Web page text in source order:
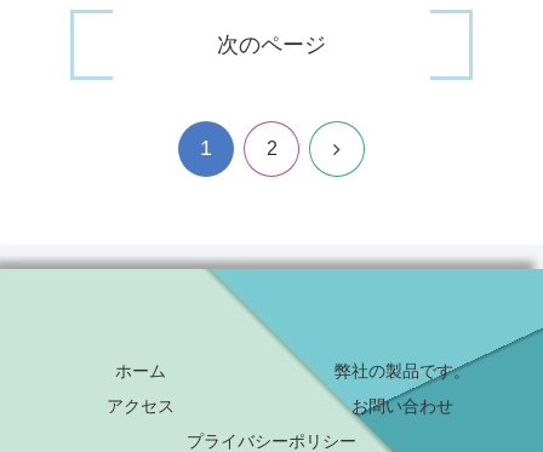
次のページ
1 2 次
ホーム
弊社の製品です。
アクセス
お問い合わせ
プライバシーポリシー